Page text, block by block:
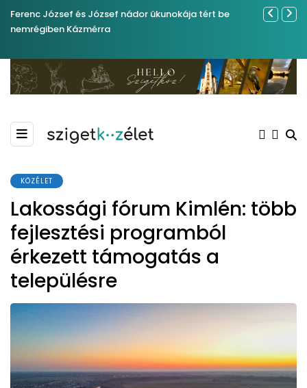
Ferenc József és József nádor ükunokája tért be
nemrégiben Kázmérra
Év
KÖZÉLET
Lakossági fórum Kimlén: több
fejlesztési programból
érkezett támogatás a
településre